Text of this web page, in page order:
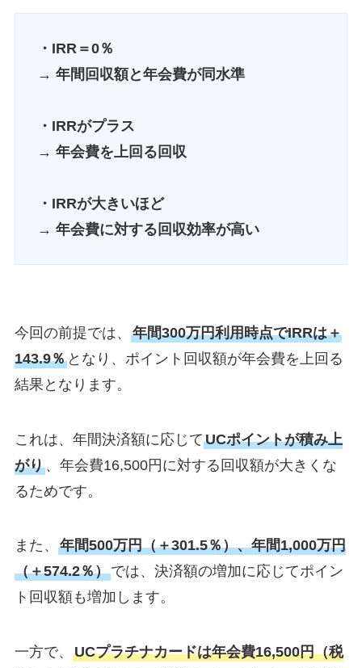
・IRR＝0％
→ 年間回収額と年会費が同水準
・IRRがプラス
→ 年会費を上回る回収
・IRRが大きいほど
→ 年会費に対する回収効率が高い
今回の前提では、 年間300万円利用時点でIRRは＋
143.9％となり、ポイント回収額が年会費を上回る
結果となります。
これは、年間決済額に応じてUCポイントが積み上
がり、年会費16,500円に対する回収額が大きくな
るためです。
また、 年間500万円（＋301.5％）、年間1,000万円
（＋574.2％）では、決済額の増加に応じてポイン
ト回収額も増加します。
一方で、 UCプラチナカードは年会費16,500円（税